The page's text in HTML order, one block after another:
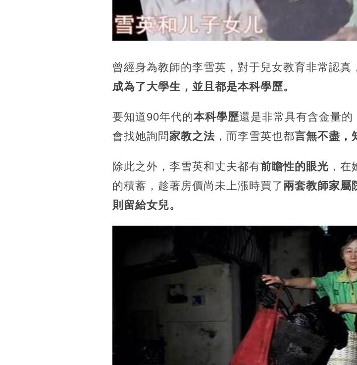
曾經身為教師的李雪英，對于兒女教育非常認真
成為了大學生，並且都是本科學歷。
要知道90年代的本科學歷還是非常具有含金量
會找她詢問家教之法 ，而李雪英也都言無不盡，
除此之外，李雪英和丈夫都有前瞻性的眼光 ，
的積蓄，趁著房價尚未上漲時買了 兩套教師家屬
則留給女兒。